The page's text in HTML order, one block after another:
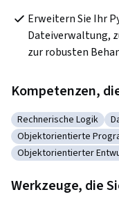
Erweitern Sie Ihr
Dateiverwaltung,
zur robusten
Kompetenzen,
Kategorie:
Rechnerische Logik
Kategorie:
Objektorientierte
Kategorie:
Objektorientierter
Werkzeuge, die